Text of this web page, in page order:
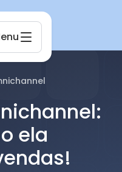
ela